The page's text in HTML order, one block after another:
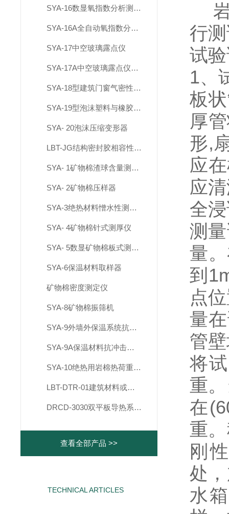
SYA-16数显氧指数分析测定仪
SYA-16A全自动氧指数分析测定仪
SYA-17中空玻璃露点仪
SYA-17A中空玻璃露点仪（干冰式）
SYA-18型建筑门窗气密性现场测试设备
SYA-19型泡沫塑料与橡胶螺旋测微仪
SYA- 20泡沫压缩变形器
LBT-JG结构密封胶相容性试验箱
SYA- 1矿物棉渣球含量测定仪
SYA- 2矿物棉压样器
SYA-3绝热材料憎水性测定仪
SYA- 4矿物棉针式测厚仪
SYA- 5数显矿物棉板式测厚仪
SYA-6保温材料取样器
矿物棉密度测定仪
SYA-8矿物棉振筛机
SYA-9外墙外保温系统抗冲击性试验装置
SYA-9A保温材料抗冲击试验仪
SYA-10绝热用岩棉热荷重测试仪
LBT-DTR-01建筑材料或制品单体燃烧试验室
DRCD-3030双平板导热系数测定仪
查看全部产品 >>
TECHNICAL ARTICLES
行
试
1、
板
厚
形,
应
应
全
测
量
到
点
量
管
将
重
在
重
刚
处
水